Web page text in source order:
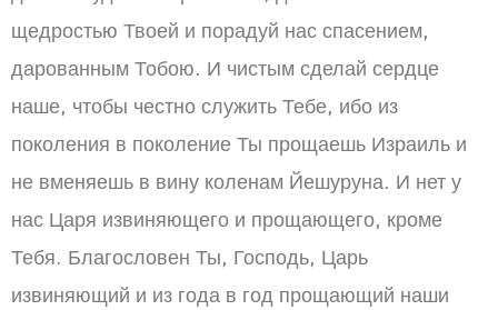
щедростью Твоей и порадуй нас спасением,
дарованным Тобою. И чистым сделай сердце
наше, чтобы честно служить Тебе, ибо из
поколения в поколение Ты прощаешь Израиль и
не вменяешь в вину коленам Йешуруна. И нет у
нас Царя извиняющего и прощающего, кроме
Тебя. Благословен Ты, Господь, Царь
извиняющий и из года в год прощающий наши